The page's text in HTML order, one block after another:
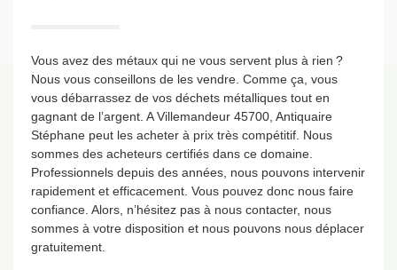
Vous avez des métaux qui ne vous servent plus à rien ?
Nous vous conseillons de les vendre. Comme ça, vous
vous débarrassez de vos déchets métalliques tout en
gagnant de l’argent. A Villemandeur 45700, Antiquaire
Stéphane peut les acheter à prix très compétitif. Nous
sommes des acheteurs certifiés dans ce domaine.
Professionnels depuis des années, nous pouvons intervenir
rapidement et efficacement. Vous pouvez donc nous faire
confiance. Alors, n’hésitez pas à nous contacter, nous
sommes à votre disposition et nous pouvons nous déplacer
gratuitement.